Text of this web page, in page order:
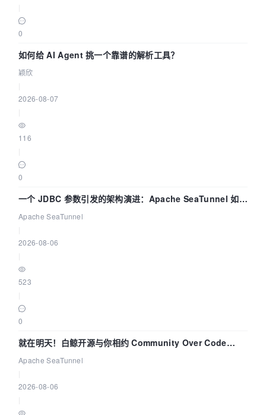
0
如何给 AI Agent 挑一个靠谱的解析工具？
颖欣
2026-08-07
116
0
一个 JDBC 参数引发的架构演进：Apache SeaTunnel 如何
解决数据同步中的“定时 Flush”难题
Apache SeaTunnel
2026-08-06
523
0
就在明天！白鲸开源与你相约 Community Over Code
Asia 2026 主题演讲！
Apache SeaTunnel
2026-08-06